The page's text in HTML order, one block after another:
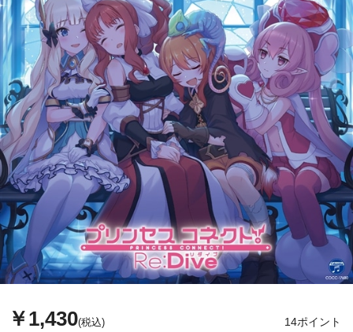
￥1,430(税込) 14ポイント